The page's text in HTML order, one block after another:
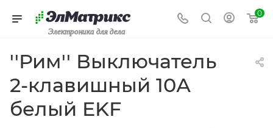
Электроника для дела
0
''Рим'' Выключатель
2-клавишный 10А
белый EKF